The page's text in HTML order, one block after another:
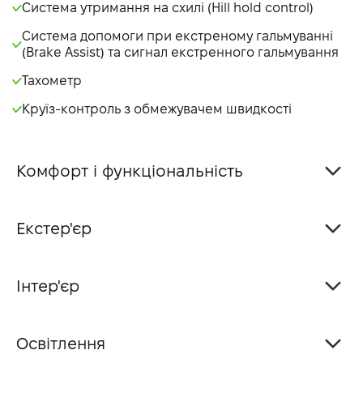
Система утримання на схилі (Hill hold control)
Система допомоги при екстреному гальмуванні
(Brake Assist) та сигнал екстренного гальмування
Тахометр
Круїз-контроль з обмежувачем швидкості
Комфорт і функціональність
Екстер'єр
Інтер'єр
Освітлення